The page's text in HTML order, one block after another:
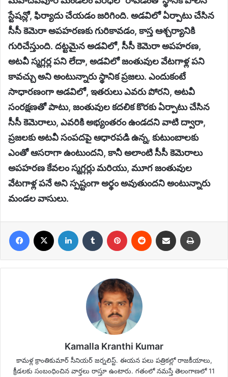
స్టేషన్లో, ఫిర్యాదు చేయడం జరిగింది. అడవిలో ఏర్పాటు చేసిన
సీసీ కెమెరా అపహరణకు గురికావడం, కాస్త ఆశ్చర్యానికి
గురిచేస్తుంది. దట్టమైన అడవిలో, సీసీ కెమెరా అపహరణ,
అటవీ స్మగ్లర్ల పని లేదా, అడవిలో జంతువుల వేటగాళ్ల పని
కావచ్చు అని అంటున్నారు స్థానిక ప్రజలు. ఎందుకంటే
సాధారణంగా అడవిలో, ఇతరులు ఎవరు పోరని, అటవీ
సంరక్షణతో పాటు, జంతువుల కదలిక కొరకు ఏర్పాటు చేసిన
సీసీ కెమెరాలు, ఎవరికి అభ్యంతరం ఉండదని వాటి ద్వారా,
ప్రజలకు అటవీ సంపదపై ఆధారపడి ఉన్న, కుటుంబాలకు
ఎంతో ఆసరాగా ఉంటుందని, కానీ అలాంటి సీసీ కెమెరాలు
అపహరణ కేవలం స్మగ్లర్లు మరియు, మూగ జంతువుల
వేటగాళ్ల పనే అని స్పష్టంగా అర్థం అవుతుందని అంటున్నారు
మండల వాసులు.
Facebook LinkedIn Tumblr Pinterest Reddit Share via Email
Kamalla Kranthi Kumar
కామళ్ల క్రాంతికుమార్ సీనియర్ జర్నలిస్ట్. ఈయన పలు పత్రికల్లో రాజకీయాలు,
క్రీడలకు సంబంధించిన వార్తలు రాస్తూ ఉంటారు. గతంలో నమస్తే తెలంగాణలో 11